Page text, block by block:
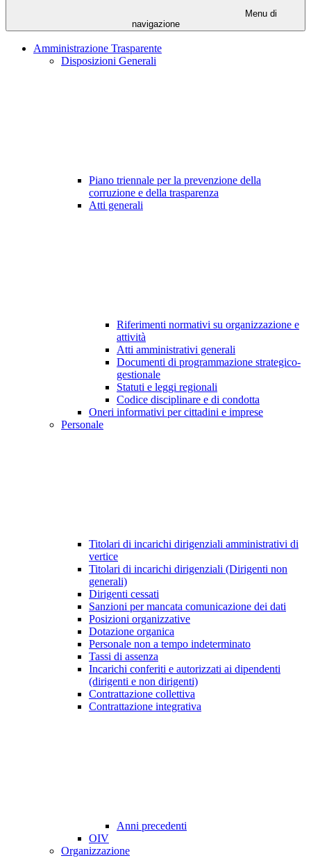
Menu di
navigazione
Amministrazione Trasparente
Disposizioni Generali
Piano triennale per la prevenzione della
corruzione e della trasparenza
Atti generali
Riferimenti normativi su organizzazione e
attività
Atti amministrativi generali
Documenti di programmazione strategico-
gestionale
Statuti e leggi regionali
Codice disciplinare e di condotta
Oneri informativi per cittadini e imprese
Personale
Titolari di incarichi dirigenziali amministrativi di
vertice
Titolari di incarichi dirigenziali (Dirigenti non
generali)
Dirigenti cessati
Sanzioni per mancata comunicazione dei dati
Posizioni organizzative
Dotazione organica
Personale non a tempo indeterminato
Tassi di assenza
Incarichi conferiti e autorizzati ai dipendenti
(dirigenti e non dirigenti)
Contrattazione collettiva
Contrattazione integrativa
Anni precedenti
OIV
Organizzazione